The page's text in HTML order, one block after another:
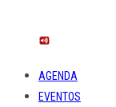
AGENDA
EVENTOS